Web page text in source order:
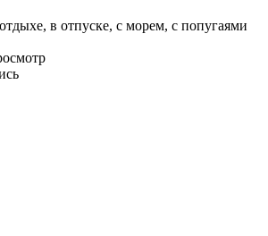
в отпуске, с морем, с попугаями